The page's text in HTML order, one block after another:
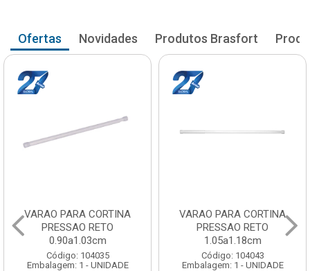
Ofertas Novidades Produtos Brasfort
VARAO PARA CORTINA
PRESSAO RETO
0.90a1.03cm
Código: 104035
Embalagem: 1 - UNIDADE
VARAO PARA CORTINA
PRESSAO RETO
1.05a1.18cm
Código: 104043
Embalagem: 1 - UNIDADE